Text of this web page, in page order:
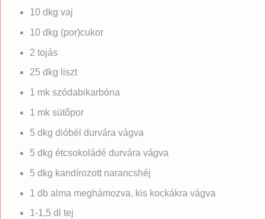
10 dkg vaj
10 dkg (por)cukor
2 tojás
25 dkg liszt
1 mk szódabikarbóna
1 mk sütőpor
5 dkg dióbél durvára vágva
5 dkg étcsokoládé durvára vágva
5 dkg kandírozott narancshéj
1 db alma meghámozva, kis kockákra vágva
1-1,5 dl tej